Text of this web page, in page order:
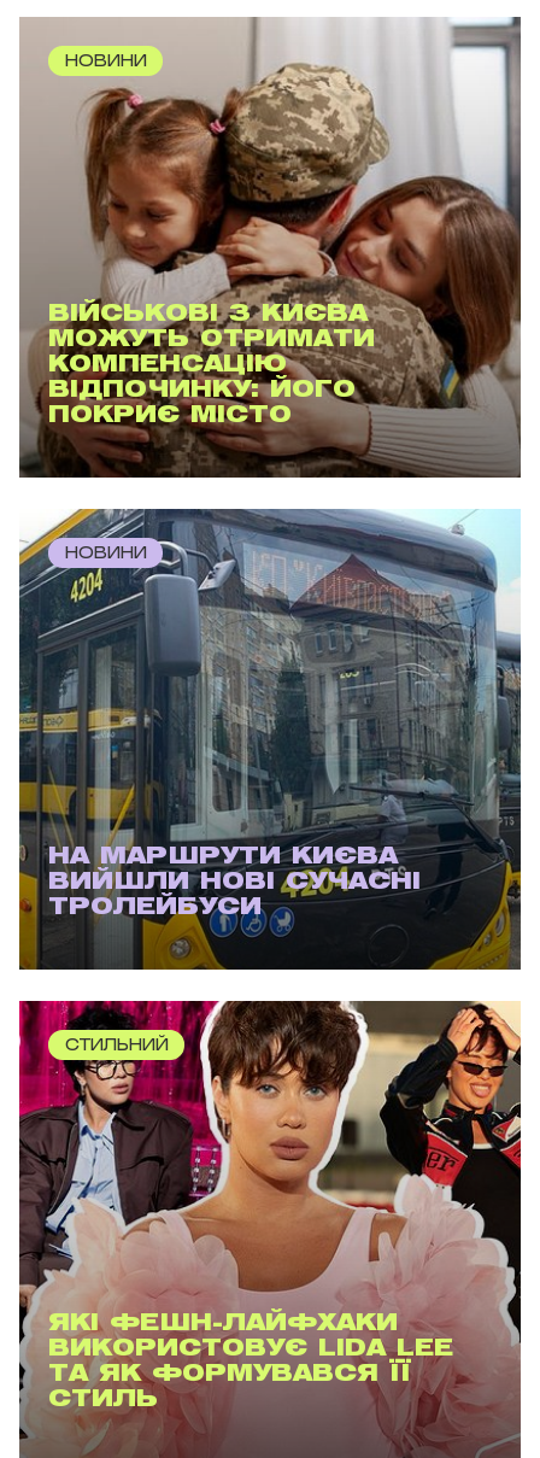
НОВИНИ
ВІЙСЬКОВІ З КИЄВА
МОЖУТЬ ОТРИМАТИ
КОМПЕНСАЦІЮ
ВІДПОЧИНКУ: ЙОГО
ПОКРИЄ МІСТО
НОВИНИ
НА МАРШРУТИ КИЄВА
ВИЙШЛИ НОВІ СУЧАСНІ
ТРОЛЕЙБУСИ
СТИЛЬНИЙ
ЯКІ ФЕШН-ЛАЙФХАКИ
ВИКОРИСТОВУЄ LIDA LEE
ТА ЯК ФОРМУВАВСЯ ЇЇ
СТИЛЬ